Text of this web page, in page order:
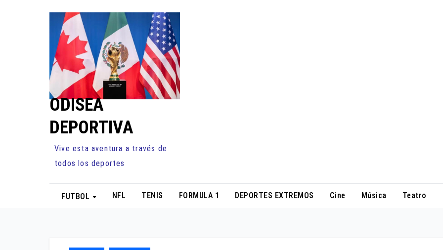
ODISEA
DEPORTIVA
Vive esta aventura a través de
todos los deportes
FUTBOL NFL TENIS FORMULA 1 DEPORTES EXTREMOS Cine Música Teatro